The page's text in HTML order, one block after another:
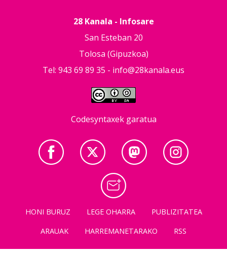
28 Kanala - Infosare
San Esteban 20
Tolosa (Gipuzkoa)
Tel: 943 69 89 35 - info@28kanala.eus
Codesyntaxek garatua
HONI BURUZ LEGE OHARRA
PUBLIZITATEA
ARAUAK
HARREMANETARAKO RSS